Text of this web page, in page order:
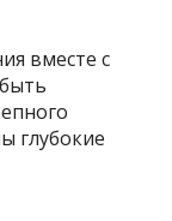
вместе с
глубокие